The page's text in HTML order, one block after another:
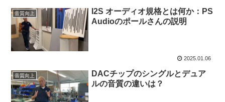
音質向上
I2S オーディオ規格とは何か：PS
Audioのポールさんの説明
2025.01.06
音質向上
DACチップのシングルとデュア
ルの音質の違いは？